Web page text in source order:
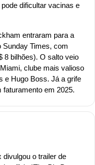
dificultar vacinas e
Sunday Times, com
8 bilhões). O salto veio
clube mais valioso
e Hugo Boss. Já a grife
faturamento em 2025.
divulgou o trailer de